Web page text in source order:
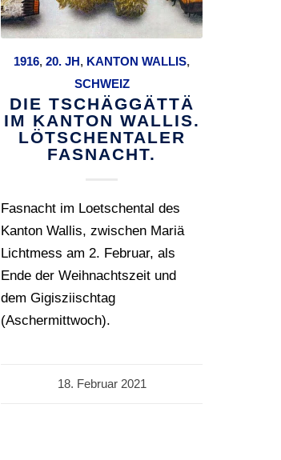
1916,20. JH, KANTON WALLIS,
SCHWEIZ
DIE TSCHÄGGÄTTÄ
IM KANTON WALLIS.
LÖTSCHENTALER
FASNACHT.
Fasnacht im Loetschental des
Kanton Wallis, zwischen Mariä
Lichtmess am 2. Februar, als
Ende der Weihnachtszeit und
dem Gigisziischtag
(Aschermittwoch).
18. Februar 2021